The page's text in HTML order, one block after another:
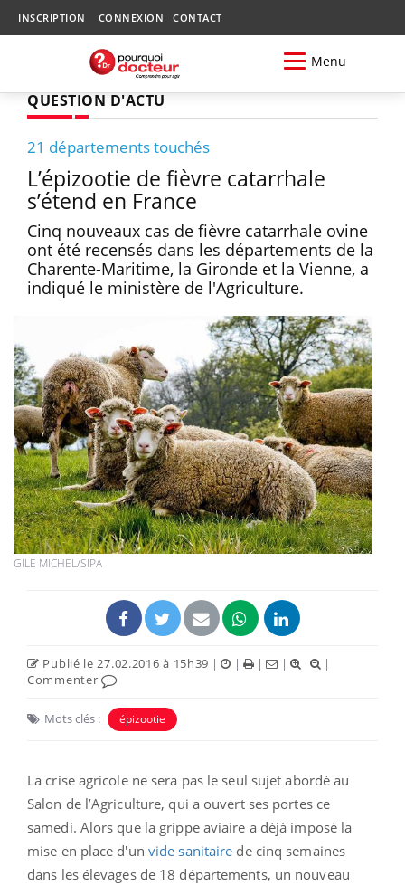
INSCRIPTION CONNEXION CONTACT
Menu
QUESTION D'ACTU
21 départements touchés
L’épizootie de fièvre catarrhale
s’étend en France
Cinq nouveaux cas de fièvre catarrhale ovine
ont été recensés dans les départements de la
Charente-Maritime, la Gironde et la Vienne, a
indiqué le ministère de l'Agriculture.
GILE MICHEL/SIPA
Publié le 27.02.2016 à 15h39 | | | |
|
Commenter
Mots clés : épizootie
La crise agricole ne sera pas le seul sujet abordé au
Salon de l’Agriculture, qui a ouvert ses portes ce
samedi. Alors que la grippe aviaire a déjà imposé la
mise en place d'un vide sanitaire de cinq semaines
dans les élevages de 18 départements, un nouveau